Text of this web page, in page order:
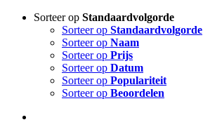
Sorteer op Standaardvolgorde
Sorteer op Standaardvolgorde
Sorteer op Naam
Sorteer op Prijs
Sorteer op Datum
Sorteer op Populariteit
Sorteer op Beoordelen